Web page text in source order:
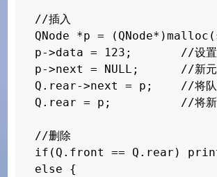
value =
printf(%d ,
value =
printf(%d ,
    }
    return 0;
}
//插入
QNode *p =
p->data = 123;       //设置
p->next = NULL;      //新元素
Q.rear->next = p;    //将队尾
Q.rear = p;          //将新元
//删除
if(Q.front == Q.rear) print(
else {